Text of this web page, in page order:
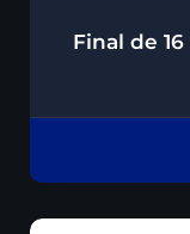
Final de